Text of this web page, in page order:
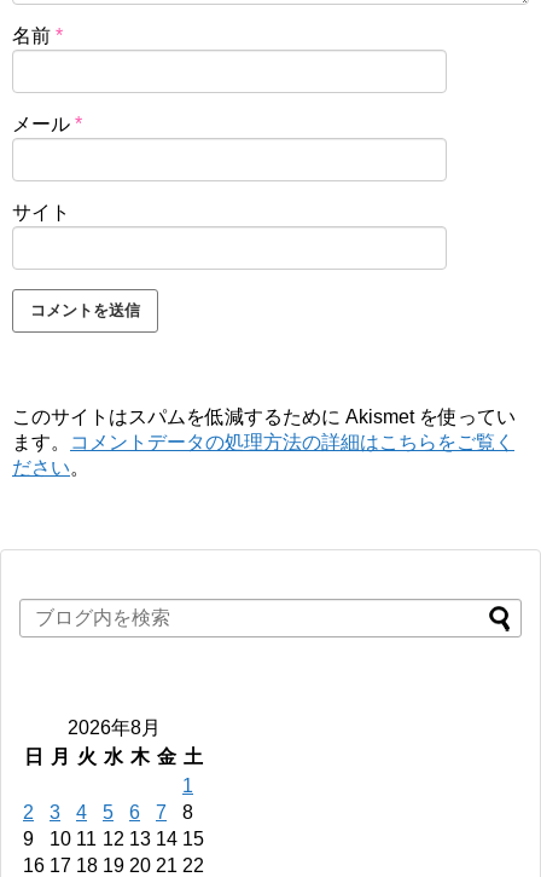
名前 *
メール *
サイト
このサイトはスパムを低減するために Akismet を使ってい
ます。
コメントデータの処理方法の詳細はこちらをご覧く
ださい。
2026年8月
日
月 火 水 木 金 土
1
2
3 4 5 6 7
8
9
10 11 12 13 14 15
16 17 18 19 20 21 22